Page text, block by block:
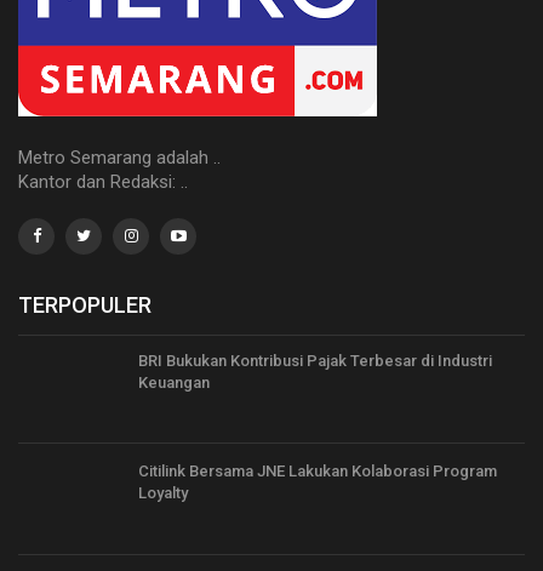
Metro Semarang adalah ..
Kantor dan Redaksi: ..
TERPOPULER
BRI Bukukan Kontribusi Pajak Terbesar di Industri
Keuangan
Citilink Bersama JNE Lakukan Kolaborasi Program
Loyalty